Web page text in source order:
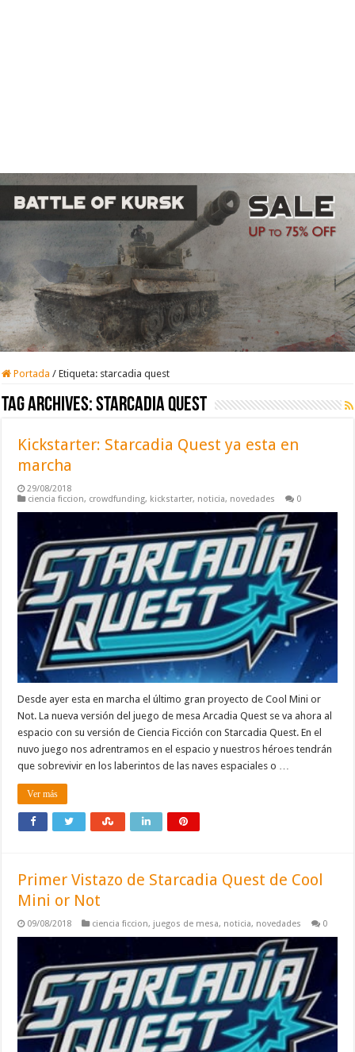
Portada / Etiqueta: starcadia quest
Tag Archives:starcadia quest
Kickstarter: Starcadia Quest ya esta en
marcha
29/08/2018
ciencia ficcion, crowdfunding, kickstarter, noticia, novedades 0
Desde ayer esta en marcha el último gran proyecto de Cool Mini or
Not. La nueva versión del juego de mesa Arcadia Quest se va ahora al
espacio con su versión de Ciencia Ficción con Starcadia Quest. En el
nuvo juego nos adrentramos en el espacio y nuestros héroes tendrán
que sobrevivir en los laberintos de las naves espaciales o …
Ver más
Primer Vistazo de Starcadia Quest de Cool
Mini or Not
09/08/2018 ciencia ficcion, juegos de mesa, noticia, novedades 0